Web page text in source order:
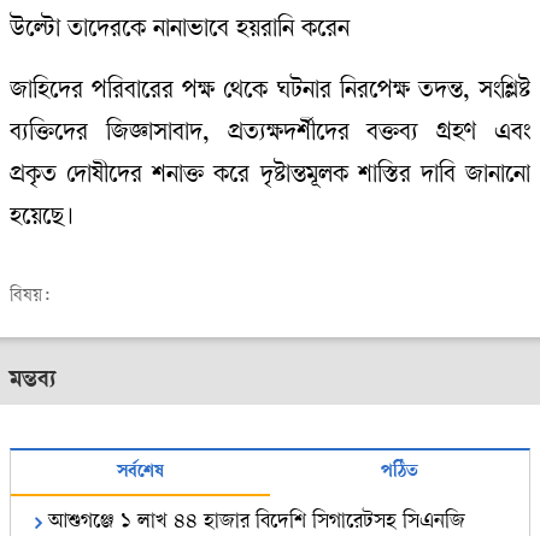
উল্টো তাদেরকে নানাভাবে হয়রানি করেন
জাহিদের পরিবারের পক্ষ থেকে ঘটনার নিরপেক্ষ তদন্ত, সংশ্লিষ্ট
ব্যক্তিদের জিজ্ঞাসাবাদ, প্রত্যক্ষদর্শীদের বক্তব্য গ্রহণ এবং
প্রকৃত দোষীদের শনাক্ত করে দৃষ্টান্তমূলক শাস্তির দাবি জানানো
হয়েছে।
বিষয়:
মন্তব্য
সর্বশেষ পঠিত
আশুগঞ্জে ১ লাখ ৪৪ হাজার বিদেশি সিগারেটসহ সিএনজি